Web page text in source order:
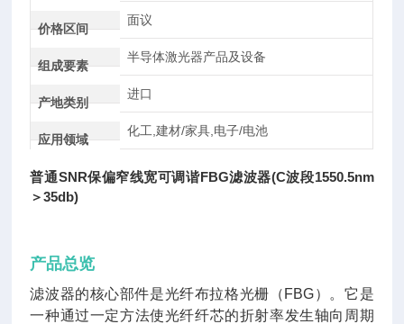
价格区间
面议
组成要素
半导体激光器产品及设备
产地类别
进口
应用领域
化工,建材/家具,电子/电池
普通SNR保偏窄线宽可调谐FBG滤波器(C波段1550.5nm
＞35db)
产品总览
滤波器的核心部件是光纤布拉格光栅（FBG）。它是
一种通过一定方法使光纤纤芯的折射率发生轴向周期